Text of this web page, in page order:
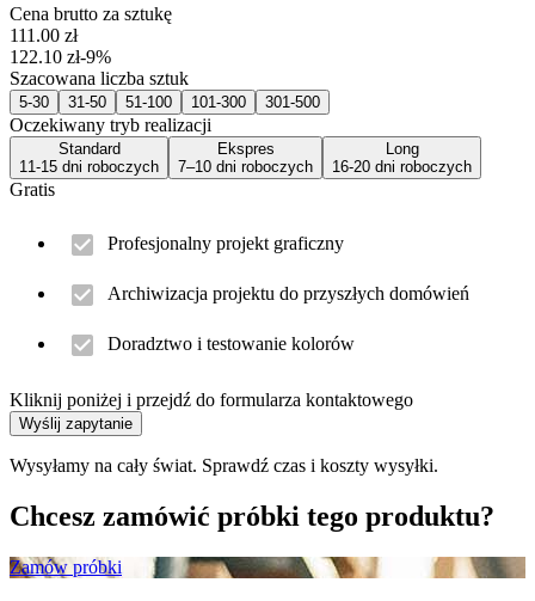
Cena brutto za sztukę
111.00 zł
122.10 zł-9%
Szacowana liczba sztuk
5-30 31-50 51-100 101-300 301-500
Oczekiwany tryb realizacji
Standard
11-15 dni roboczych
Ekspres
7–10 dni roboczych
Long
16-20 dni roboczych
Gratis
Profesjonalny projekt graficzny
Archiwizacja projektu do przyszłych domówień
Doradztwo i testowanie kolorów
Kliknij poniżej i przejdź do formularza kontaktowego
Wyślij zapytanie
Wysyłamy na cały świat. Sprawdź czas i koszty wysyłki.
Chcesz zamówić próbki tego produktu?
Zamów próbki